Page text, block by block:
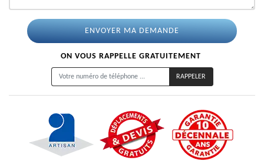
ON VOUS RAPPELLE GRATUITEMENT